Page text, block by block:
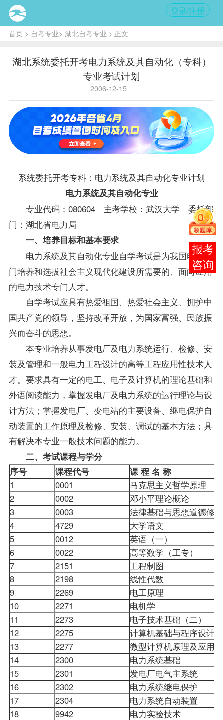
登录/注册
首页> 自考专业> 湖北自考专业 > 正文
湖北系统委托开考电力系统及其自动化（专科）
专业考试计划
2006-12-15
系统委托开考专科：电力系统及其自动化专业计划
电力系统及其自动化专业
专业代码：080604 主考学校：武汉大学 委托部
门：湖北省电力局
一、培养目标和基本要求
电力系统及其自动化专业自学考试是为我国电力部
门培养和选拔社会主义现代化建设所需要的、面向应用
的电力技术专门人才。
自学考试应具有热爱祖国、热爱社会主义、拥护中
国共产党的领导，坚持改革开放，为国家富强、民族振
兴而奋斗的思想。
本专业培养从事发电厂及电力系统运行、检修、安
装及管理和一般电力工程设计的高等工程应用性技术人
才。要求具有一定的电工、电子及计算机的理论基础和
外语阅读能力，掌握发电厂及电力系统的运行理论与设
计方法；掌握发电厂、变电站的主要设备、继电保护自
动装置的工作原理及检修、安装、调试的基本方法；具
有解决本专业一般技术问题的能力。
二、考试课程与学分
序号
课程代号
课 程 名 称
1
0001
马克思主义哲学原理
2
0002
邓小平理论概论
3
0003
法律基础与思想道德
4
4729
大学语文
5
0012
英语（一）
6
0022
高等数学（工专）
7
2151
工程制图
8
2198
线性代数
9
2269
电工原理
10
2271
电机学
11
2273
电子技术基础（二）
12
2275
计算机基础与程序设计
13
2277
微型计算机原理及应用
14
2300
电力系统基础
15
2301
发电厂电气主系统
16
2302
电力系统继电保护
17
2304
电力系统自动装置
18
9942
电力实验技术
在线
客服